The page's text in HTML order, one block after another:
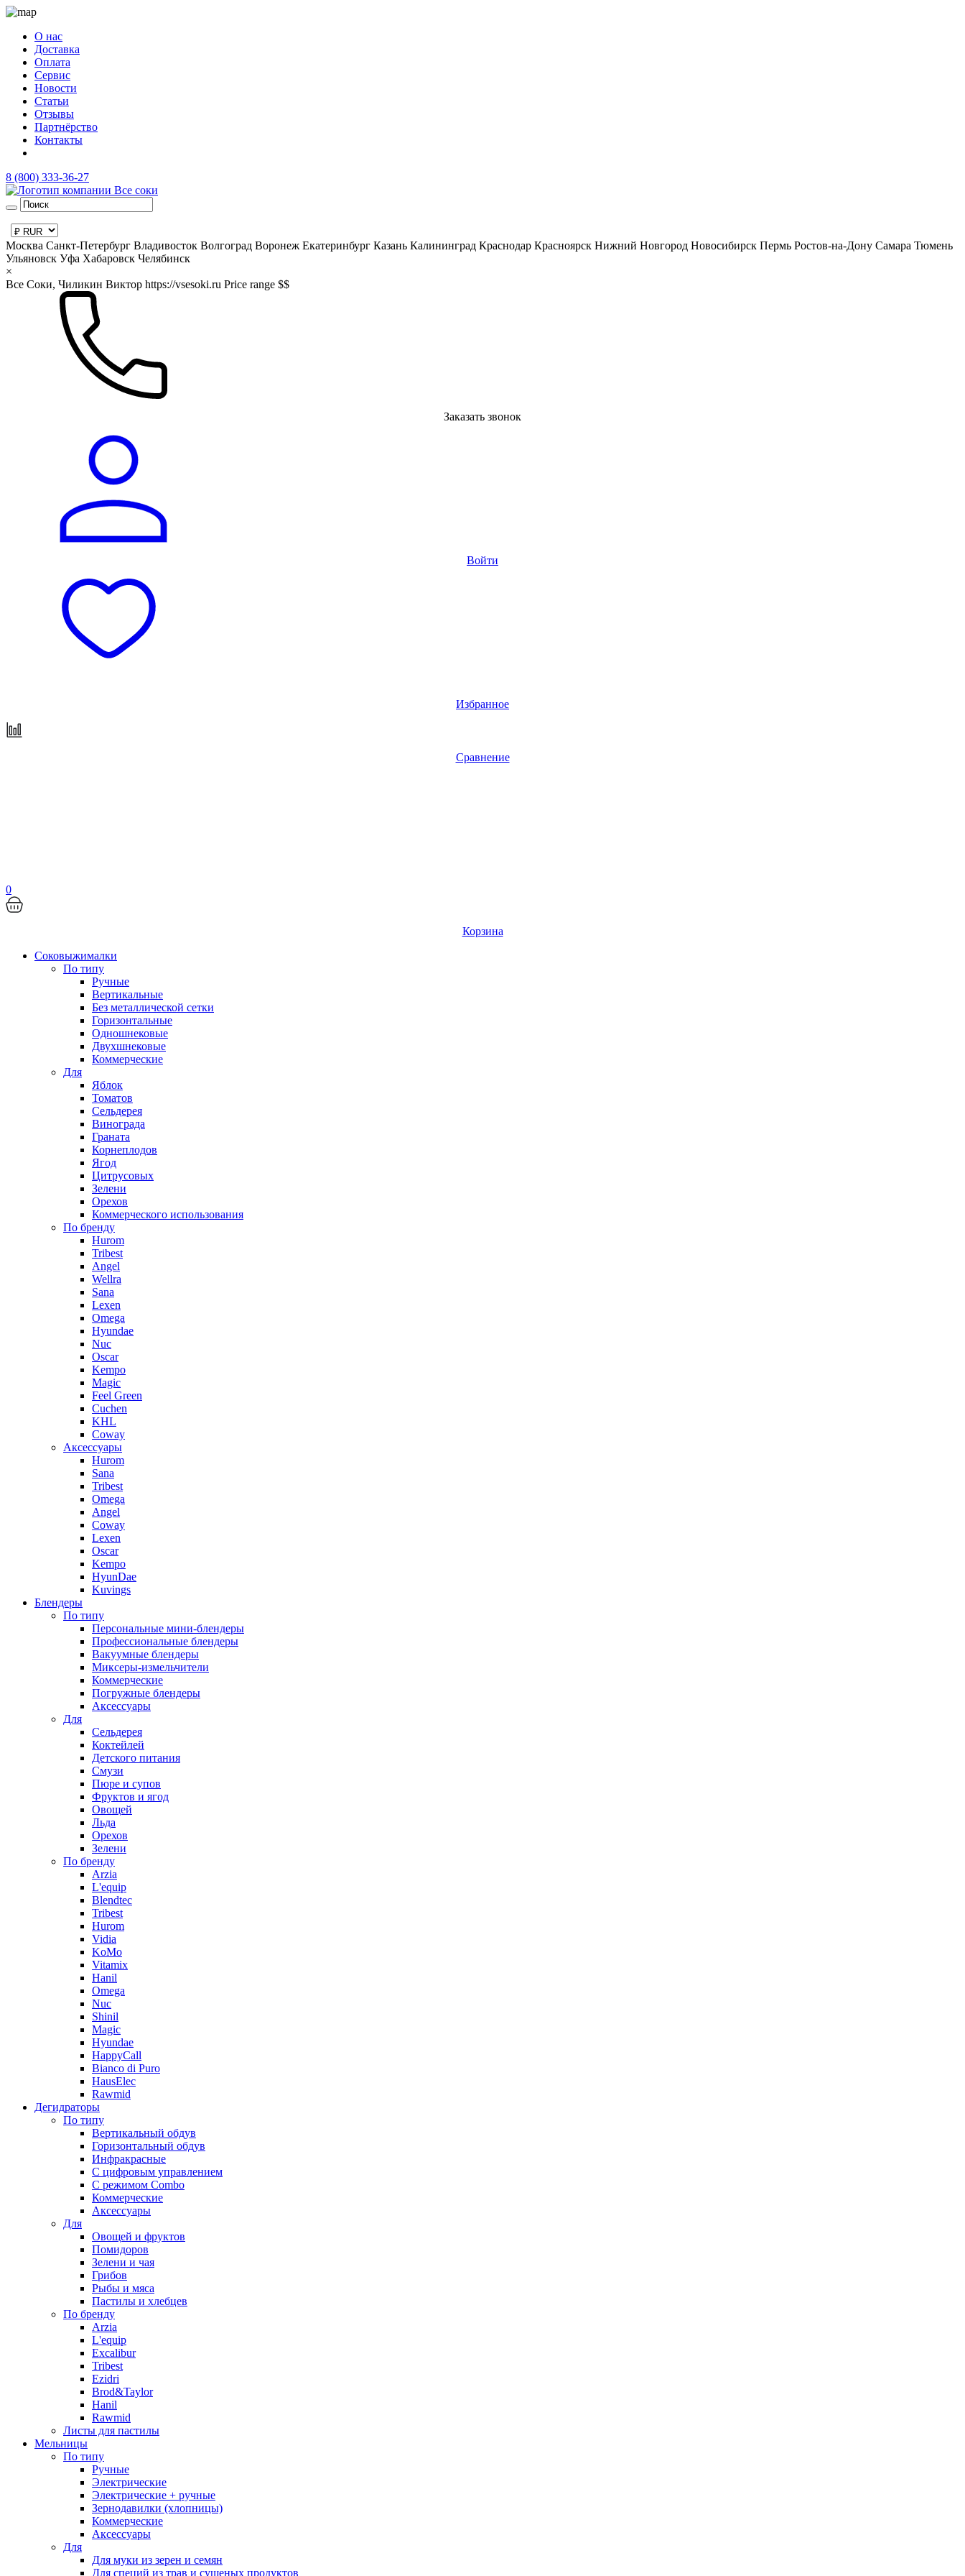
О нас
Доставка
Оплата
Сервис
Новости
Статьи
Отзывы
Партнёрство
Контакты
8 (800) 333-36-27
Москва Санкт-Петербург Владивосток Волгоград Воронеж Екатеринбург Казань Калининград Краснодар Красноярск Нижний Новгород Новосибирск Пермь Ростов-на-Дону Самара Тюмень
Ульяновск Уфа Хабаровск Челябинск
×
Все Соки, Чиликин Виктор https://vsesoki.ru Price range $$
Заказать звонок
Войти
Избранное
Сравнение
0
Корзина
Соковыжималки
По типу
Ручные
Вертикальные
Без металлической сетки
Горизонтальные
Одношнековые
Двухшнековые
Коммерческие
Для
Яблок
Томатов
Cельдерея
Винограда
Граната
Корнеплодов
Ягод
Цитрусовых
Зелени
Орехов
Коммерческого использования
По бренду
Hurom
Tribest
Angel
Wellra
Sana
Lexen
Omega
Hyundae
Nuc
Oscar
Kempo
Magic
Feel Green
Cuchen
KHL
Coway
Аксессуары
Hurom
Sana
Tribest
Omega
Angel
Coway
Lexen
Oscar
Kempo
HyunDae
Kuvings
Блендеры
По типу
Персональные мини-блендеры
Профессиональные блендеры
Вакуумные блендеры
Миксеры-измельчители
Коммерческие
Погружные блендеры
Аксессуары
Для
Сельдерея
Коктейлей
Детского питания
Смузи
Пюре и супов
Фруктов и ягод
Овощей
Льда
Орехов
Зелени
По бренду
Arzia
L'equip
Blendtec
Tribest
Hurom
Vidia
KoMo
Vitamix
Hanil
Omega
Nuc
Shinil
Magic
Hyundae
HappyCall
Bianco di Puro
HausElec
Rawmid
Дегидраторы
По типу
Вертикальный обдув
Горизонтальный обдув
Инфракрасные
С цифровым управлением
С режимом Combo
Коммерческие
Аксессуары
Для
Овощей и фруктов
Помидоров
Зелени и чая
Грибов
Рыбы и мяса
Пастилы и хлебцев
По бренду
Arzia
L'equip
Excalibur
Tribest
Ezidri
Brod&Taylor
Hanil
Rawmid
Листы для пастилы
Мельницы
По типу
Ручные
Электрические
Электрические + ручные
Зернодавилки (хлопницы)
Коммерческие
Аксессуары
Для
Для муки из зерен и семян
Для специй из трав и сушеных продуктов